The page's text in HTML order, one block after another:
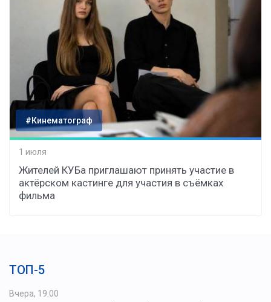
#Кинематограф
1 июля
Жителей КУБа приглашают принять участие в
актёрском кастинге для участия в съёмках
фильма
ТОП-5
Вчера, 19:00